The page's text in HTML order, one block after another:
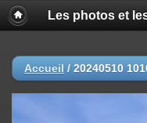
Les photos et
Accueil / 20240510